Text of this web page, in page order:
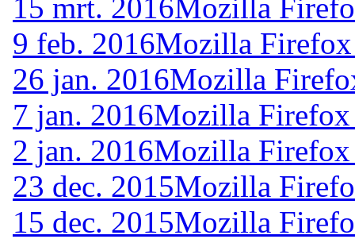
15 mrt. 2016Mozilla
9 feb. 2016Mozilla
26 jan. 2016Mozilla
7 jan. 2016Mozilla
2 jan. 2016Mozilla
23 dec. 2015Mozilla
15 dec. 2015Mozilla